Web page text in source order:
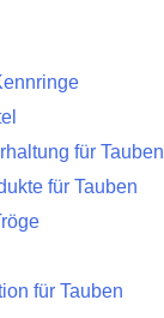
für Tauben
für Tauben
für Tauben